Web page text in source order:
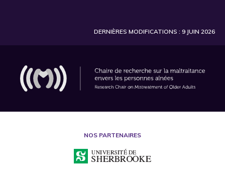
DERNIÈRES MODIFICATIONS : 9 JUIN 2026
NOS PARTENAIRES